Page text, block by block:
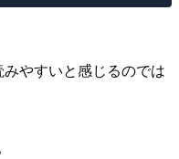
やすいと感じるのでは